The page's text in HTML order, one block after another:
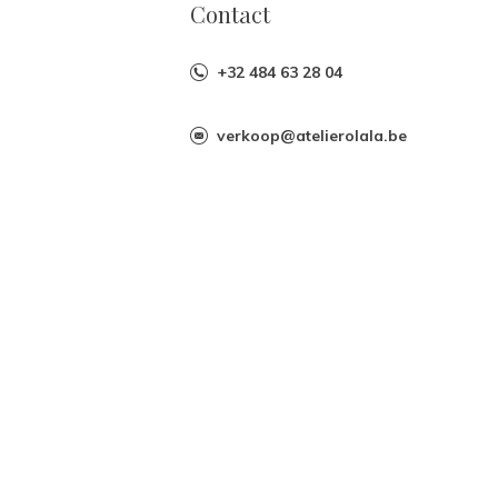
Contact
+32 484 63 28 04
verkoop@atelierolala.be